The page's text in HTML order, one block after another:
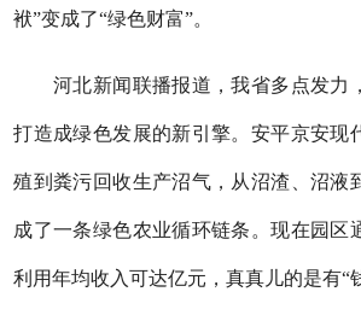
袱”变成了“绿色财富”。
河北新闻联播报道，我省多点发力
打造成绿色发展的新引擎。安平京安现
殖到粪污回收生产沼气，从沼渣、沼液
成了一条绿色农业循环链条。现在园区
利用年均收入可达亿元，真真儿的是有“